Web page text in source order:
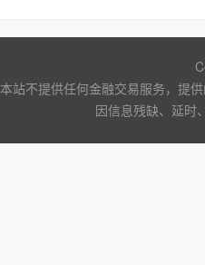
本站不提供任何金融交易服务，提
因信息残缺、延时